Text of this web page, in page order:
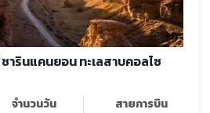
จำนวนวัน
สายการบิน